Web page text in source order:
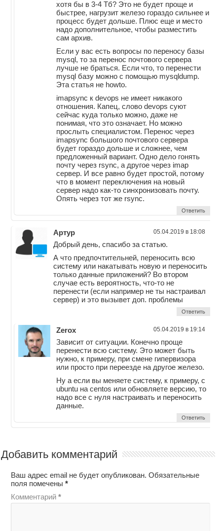
хотя бы в 3-4 Тб? Это не будет проще и
быстрее, нагрузит железо гораздо сильнее и
процесс будет дольше. Плюс еще и место
надо дополнительное, чтобы разместить
сам архив.
Если у вас есть вопросы по переносу базы
mysql, то за перенос почтового сервера
лучше не браться. Если что, то перенести
mysql базу можно с помощью mysqldump.
Эта статья не howto.
imapsync к devops не имеет никакого
отношения. Капец, слово devops суют
сейчас куда только можно, даже не
понимая, что это означает. Но можно
прослыть специалистом. Перенос через
imapsync большого почтового сервера
будет гораздо дольше и сложнее, чем
предложенный вариант. Одно дело гонять
почту через rsync, а другое через imap
сервер. И все равно будет простой, потому
что в момент переключения на новый
сервер надо как-то синхронизовать почту.
Опять через тот же rsync.
Ответить
Артур 05.04.2019 в 18:08
Добрый день, спасибо за статью.
А что предпочтительней, переносить всю
систему или накатывать новую и переносить
только данные приложений? Во втором
случае есть вероятность, что-то не
перенести (если например не ты настраивал
сервер) и это вызывет доп. проблемы
Ответить
Zerox 05.04.2019 в 19:14
Зависит от ситуации. Конечно проще
перенести всю систему. Это может быть
нужно, к примеру, при смене гипервизора
или просто при переезде на другое железо.
Ну а если вы меняете систему, к примеру, с
ubuntu на centos или обновляете версию, то
надо все с нуля настраивать и переносить
данные.
Ответить
Добавить комментарий
Ваш адрес email не будет опубликован. Обязательные
поля помечены*
Комментарий*